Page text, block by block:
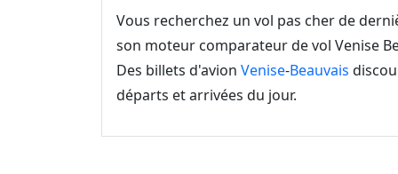
Vous recherchez un vol pas cher de
son moteur comparateur de vol Venise
Des billets d'avion Venise-Beauvais
départs et arrivées du jour.